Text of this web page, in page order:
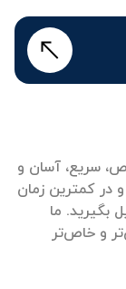
سریع، آسان و
کمترین زمان
بگیرید. ما
و خاص‌تر